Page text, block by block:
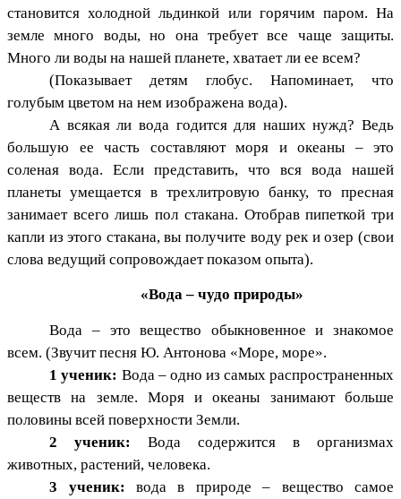
становится холодной льдинкой или горячим паром. На
земле много воды, но она требует все чаще защиты.
Много ли воды на нашей планете, хватает ли ее всем?
(Показывает детям глобус. Напоминает, что
голубым цветом на нем изображена вода).
А всякая ли вода годится для наших нужд? Ведь
большую ее часть составляют моря и океаны – это
соленая вода. Если представить, что вся вода нашей
планеты умещается в трехлитровую банку, то пресная
занимает всего лишь пол стакана. Отобрав пипеткой три
капли из этого стакана, вы получите воду рек и озер (свои
слова ведущий сопровождает показом опыта).
«Вода – чудо природы»
Вода – это вещество обыкновенное и знакомое
всем. (Звучит песня Ю. Антонова «Море, море».
1 ученик: Вода – одно из самых распространенных
веществ на земле. Моря и океаны занимают больше
половины всей поверхности Земли.
2 ученик: Вода содержится в организмах
животных, растений, человека.
3 ученик: вода в природе – вещество самое